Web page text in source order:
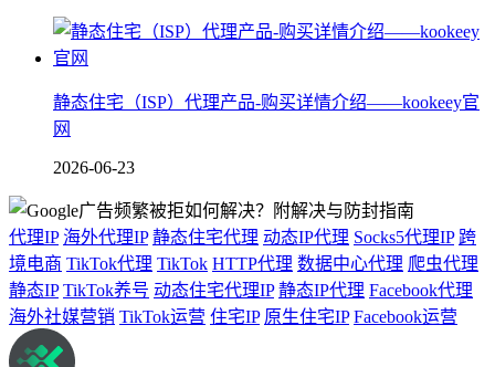
静态住宅（ISP）代理产品-购买详情介绍——kookeey官
网
2026-06-23
代理IP 海外代理IP 静态住宅代理 动态IP代理 Socks5代理IP 跨
境电商 TikTok代理 TikTok HTTP代理 数据中心代理 爬虫代理
静态IP TikTok养号 动态住宅代理IP 静态IP代理 Facebook代理
海外社媒营销 TikTok运营 住宅IP 原生住宅IP Facebook运营